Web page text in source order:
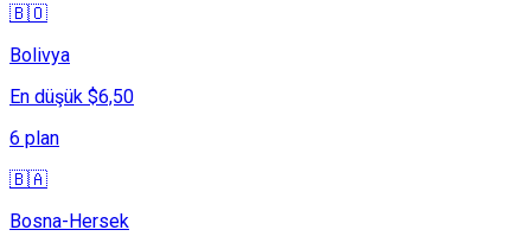
🇧🇴
Bolivya
En düşük $6,50
6 plan
🇧🇦
Bosna-Hersek